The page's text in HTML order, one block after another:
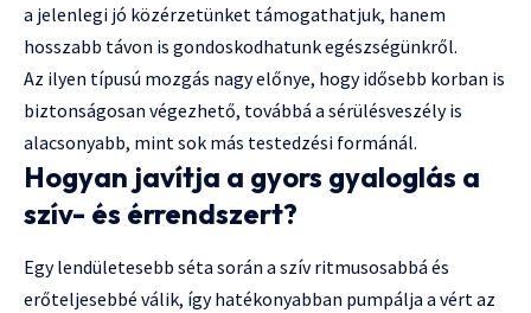
a jelenlegi jó közérzetünket támogathatjuk, hanem
hosszabb távon is gondoskodhatunk egészségünkről.
Az ilyen típusú mozgás nagy előnye, hogy idősebb korban is
biztonságosan végezhető, továbbá a sérülésveszély is
alacsonyabb, mint sok más testedzési formánál.
Hogyan javítja a gyors gyaloglás a
szív- és érrendszert?
Egy lendületesebb séta során a szív ritmusosabbá és
erőteljesebbé válik, így hatékonyabban pumpálja a vért az